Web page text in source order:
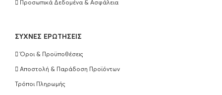
Προσωπικά Δεδομένα & Ασφάλεια
ΣΥΧΝΈΣ ΕΡΩΤΉΣΕΙΣ
Όροι & Προϋποθέσεις
Αποστολή & Παράδοση Προϊόντων
Τρόποι Πληρωμής